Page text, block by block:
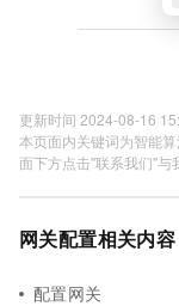
更新时间 2024-08-16
本页面内关键词为智能
面下方点击"联系我们"与
网关配置相关内容
配置网关